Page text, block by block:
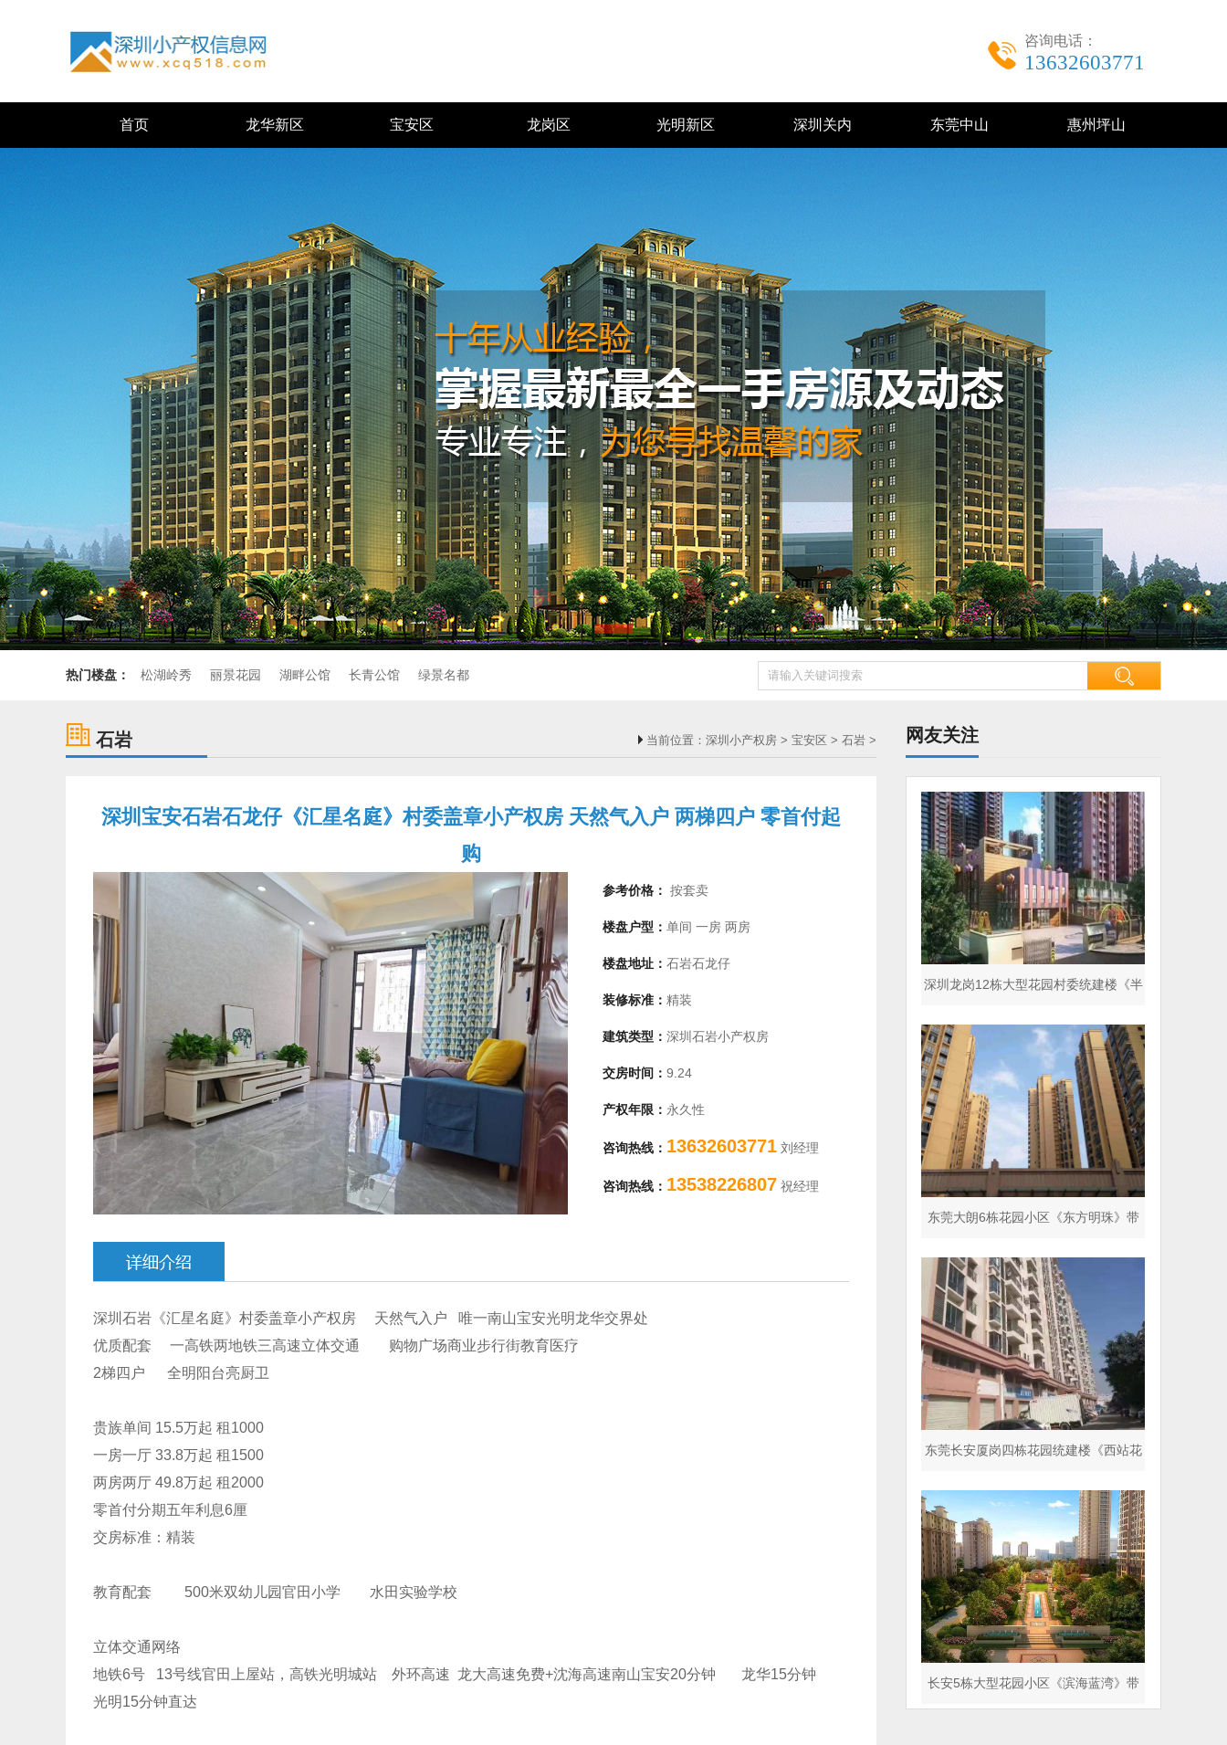
咨询电话：
13632603771
首页 龙华新区 宝安区 龙岗区 光明新区 深圳关内 东莞中山 惠州坪山
1
热门楼盘： 松湖岭秀 丽景花园 湖畔公馆 长青公馆 绿景名都
石岩 当前位置： 深圳小产权房 > 宝安区 > 石岩 >
深圳宝安石岩石龙仔《汇星名庭》村委盖章小产权房 天然气入户 两梯四户 零首付起
购
参考价格： 按套卖
楼盘户型： 单间 一房 两房
楼盘地址： 石岩石龙仔
装修标准： 精装
建筑类型： 深圳石岩小产权房
交房时间： 9.24
产权年限： 永久性
咨询热线： 13632603771 刘经理
咨询热线： 13538226807 祝经理
深圳石岩《汇星名庭》 村委盖章小产权房 天然气入户 唯一南山宝安光明龙华交界处
优质配套 一高铁两地铁三高速立体交通 购物广场商业步行街教育医疗
2梯四户 全明阳台亮厨卫
贵族单间 15.5万起 租1000
一房一厅 33.8万起 租1500
两房两厅 49.8万起 租2000
零首付分期五年利息6厘
交房标准：精装
教育配套 500米双幼儿园官田小学 水田实验学校
立体交通网络
地铁6号 13号线官田上屋站，高铁光明城站 外环高速 龙大高速免费+沈海高速南山宝安20分钟 龙华15分钟
光明15分钟直达
网友关注
深圳龙岗12栋大型花园村委统建楼《半
山名著》商品房同
东莞大朗6栋花园小区《东方明珠》带
停车场 超五星标准
东莞长安厦岗四栋花园统建楼《西站花
园》封闭式小区
长安5栋大型花园小区《滨海蓝湾》带